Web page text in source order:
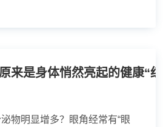
来是身体悄然亮起的健康“
物明显增多？眼角经常有“眼